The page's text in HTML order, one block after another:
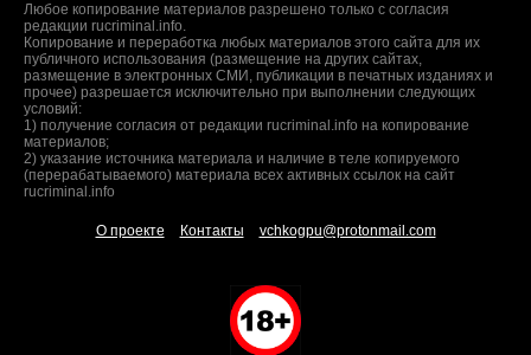
Любое копирование материалов разрешено только с согласия
редакции rucriminal.info.
Копирование и переработка любых материалов этого сайта для их
публичного использования (размещение на других сайтах,
размещение в электронных СМИ, публикации в печатных изданиях и
прочее) разрешается исключительно при выполнении следующих
условий:
1) получение согласия от редакции rucriminal.info на копирование
материалов;
2) указание источника материала и наличие в теле копируемого
(перерабатываемого) материала всех активных ссылок на сайт
rucriminal.info
О проекте Контакты vchkogpu@protonmail.com